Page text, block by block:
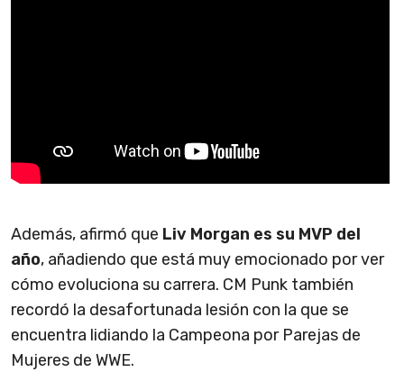
Además, afirmó que Liv Morgan es su MVP del
año, añadiendo que está muy emocionado por ver
cómo evoluciona su carrera. CM Punk también
recordó la desafortunada lesión con la que se
encuentra lidiando la Campeona por Parejas de
Mujeres de WWE.